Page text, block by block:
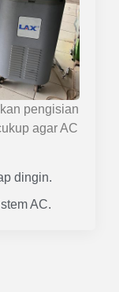
pengisian
agar AC
dingin.
AC.